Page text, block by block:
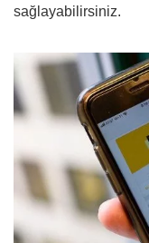
sağlayabilirsiniz.